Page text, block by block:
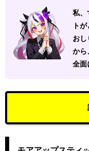
私、
ト
おし
から
全面